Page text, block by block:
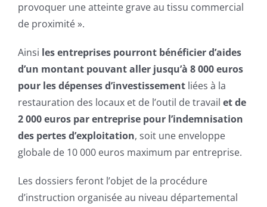
provoquer une atteinte grave au tissu commercial
de proximité ».
Ainsi les entreprises pourront bénéficier d’aides
d’un montant pouvant aller jusqu’à 8 000 euros
pour les dépenses d’investissement liées à la
restauration des locaux et de l’outil de travail et de
2 000 euros par entreprise pour l’indemnisation
des pertes d’exploitation, soit une enveloppe
globale de 10 000 euros maximum par entreprise.
Les dossiers feront l’objet de la procédure
d’instruction organisée au niveau départemental